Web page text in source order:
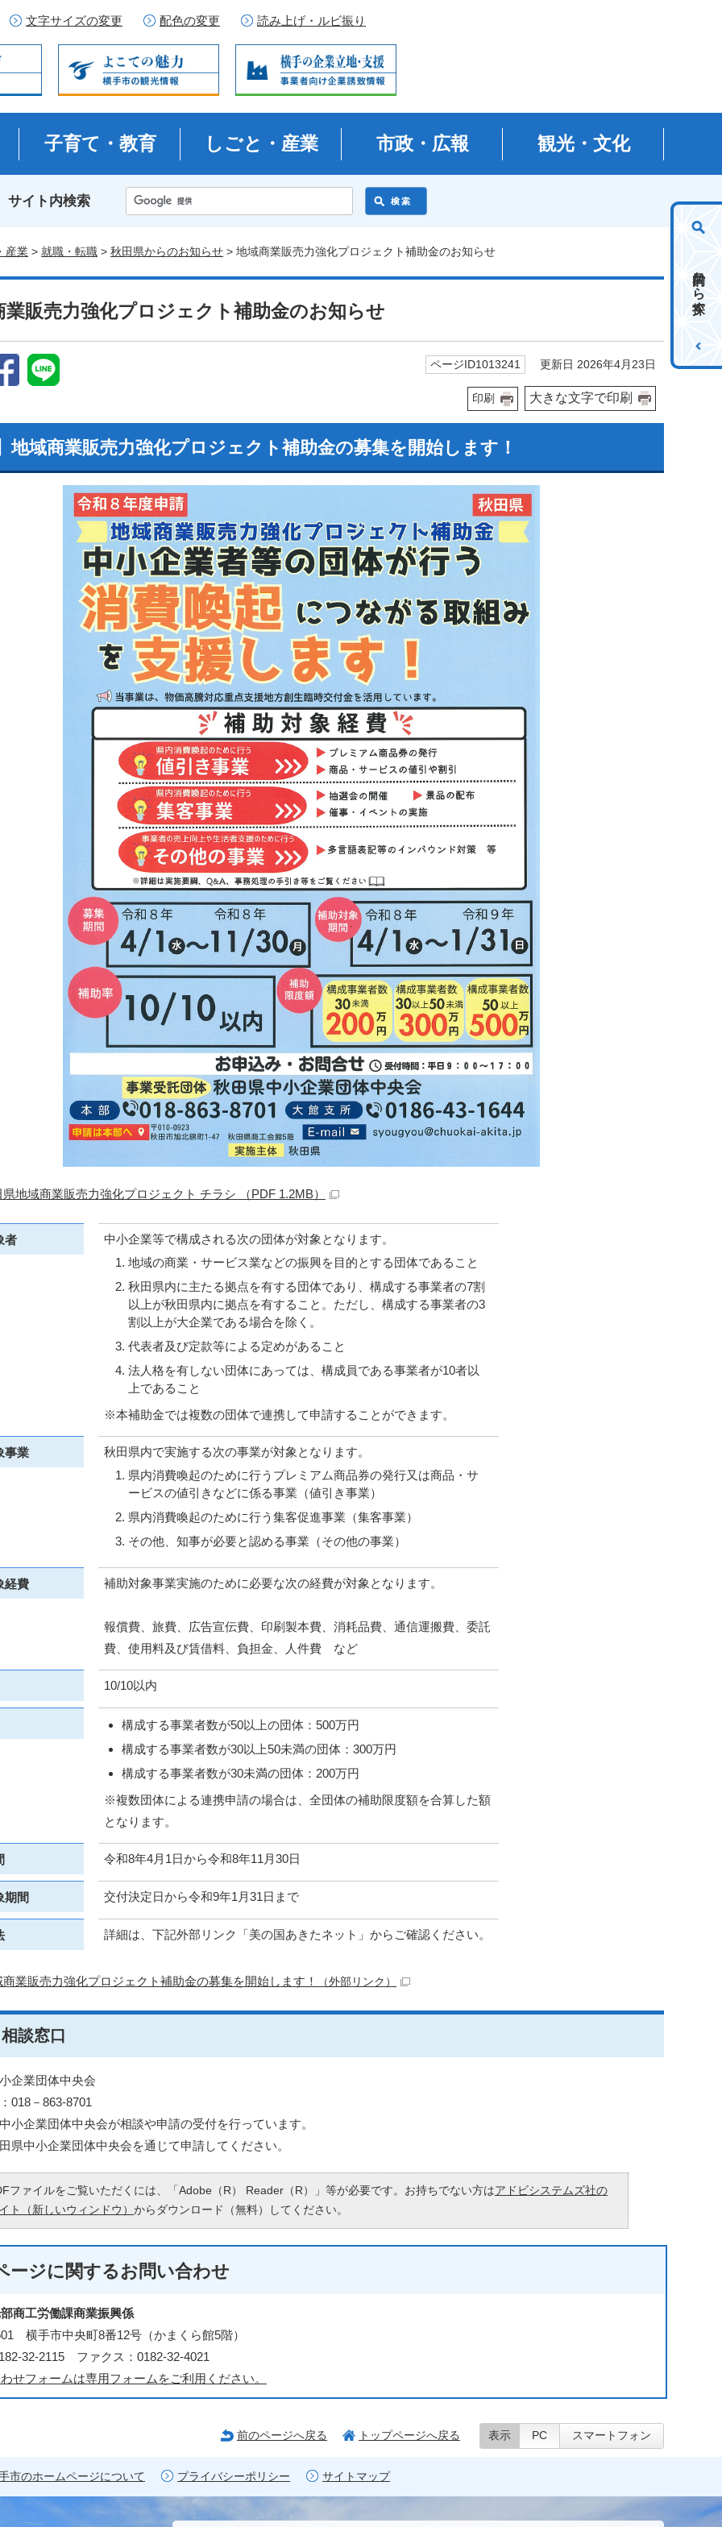
文字サイズの変更 配色の変更 読み上げ・ルビ振り
子育て・教育 しごと・産業 市政・広報 観光・文化
サイト内検索
目的から探す
産業 > 就職・転職 > 秋田県からのお知らせ > 地域商業販売力強化プロジェクト補助金のお知らせ
業販売力強化プロジェクト補助金のお知らせ
ページID1013241 更新日 2026年4月23日
印刷 大きな文字で印刷
地域商業販売力強化プロジェクト補助金の募集を開始します！
県地域商業販売力強化プロジェクト チラシ （PDF 1.2MB）
者
中小企業等で構成される次の団体が対象となります。
地域の商業・サービス業などの振興を目的とする団体であること
秋田県内に主たる拠点を有する団体であり、構成する事業者の7割
以上が秋田県内に拠点を有すること。ただし、構成する事業者の3
割以上が大企業である場合を除く。
代表者及び定款等による定めがあること
法人格を有しない団体にあっては、構成員である事業者が10者以
上であること
※本補助金では複数の団体で連携して申請することができます。
事業
秋田県内で実施する次の事業が対象となります。
県内消費喚起のために行うプレミアム商品券の発行又は商品・サ
ービスの値引きなどに係る事業（値引き事業）
県内消費喚起のために行う集客促進事業（集客事業）
その他、知事が必要と認める事業（その他の事業）
経費 補助対象事業実施のために必要な次の経費が対象となります。
報償費、旅費、広告宣伝費、印刷製本費、消耗品費、通信運搬費、委託
費、使用料及び賃借料、負担金、人件費 など
10/10以内
構成する事業者数が50以上の団体：500万円
構成する事業者数が30以上50未満の団体：300万円
構成する事業者数が30未満の団体：200万円
※複数団体による連携申請の場合は、全団体の補助限度額を合算した額
となります。
令和8年4月1日から令和8年11月30日
期間 交付決定日から令和9年1月31日まで
詳細は、下記外部リンク「美の国あきたネット」からご確認ください。
商業販売力強化プロジェクト補助金の募集を開始します！ （外部リンク）
談窓口
企業団体中央会
018－863-8701
小企業団体中央会が相談や申請の受付を行っています。
県中小企業団体中央会を通じて申請してください。
ファイルをご覧いただくには、「Adobe（R） Reader（R）」等が必要です。お持ちでない方はアドビシステムズ社の
ト（新しいウィンドウ） からダウンロード（無料）してください。
ージに関するお問い合わせ
商工労働課商業振興係
横手市中央町8番12号（かまくら館5階）
32-2115 ファクス：0182-32-4021
せフォームは専用フォームをご利用ください。
前のページへ戻る トップページへ戻る 表示 PC スマートフォン
市のホームページについて プライバシーポリシー サイトマップ